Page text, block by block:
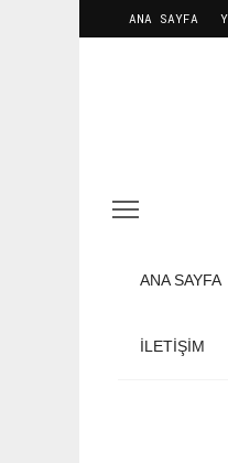
ANA SAYFA
ANA SAYFA
İLETIŞIM